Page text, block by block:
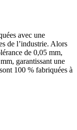
avec une
de l’industrie. Alors
de 0,05 mm,
garantissant une
100 % fabriquées à